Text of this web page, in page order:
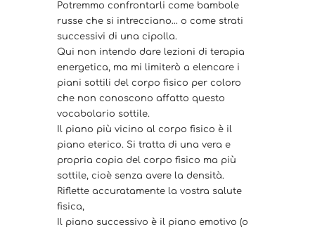
Potremmo confrontarli come bambole
russe che si intrecciano… o come strati
successivi di una cipolla.
Qui non intendo dare lezioni di terapia
energetica, ma mi limiterò a elencare i
piani sottili del corpo fisico per coloro
che non conoscono affatto questo
vocabolario sottile.
Il piano più vicino al corpo fisico è il
piano eterico. Si tratta di una vera e
propria copia del corpo fisico ma più
sottile, cioè senza avere la densità.
Riflette accuratamente la vostra salute
fisica,
Il piano successivo è il piano emotivo (o